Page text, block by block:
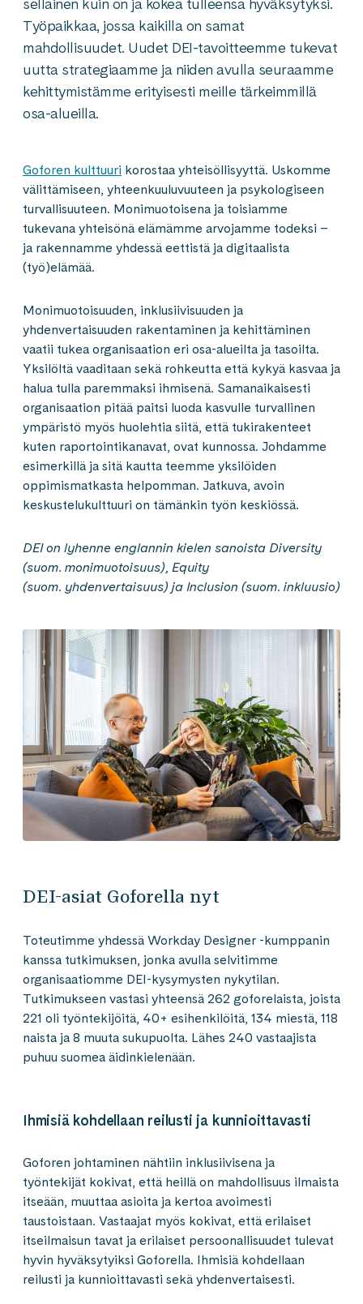
sellainen kuin on ja kokea tulleensa hyväksytyksi.
Työpaikkaa, jossa kaikilla on samat
mahdollisuudet. Uudet DEI-tavoitteemme tukevat
uutta strategiaamme ja niiden avulla seuraamme
kehittymistämme erityisesti meille tärkeimmillä
osa-alueilla.
Goforen kulttuuri korostaa yhteisöllisyyttä. Uskomme
välittämiseen, yhteenkuuluvuuteen ja psykologiseen
turvallisuuteen. Monimuotoisena ja toisiamme
tukevana yhteisönä elämämme arvojamme todeksi –
ja rakennamme yhdessä eettistä ja digitaalista
(työ)elämää.
Monimuotoisuuden, inklusiivisuuden ja
yhdenvertaisuuden rakentaminen ja kehittäminen
vaatii tukea organisaation eri osa-alueilta ja tasoilta.
Yksilöltä vaaditaan sekä rohkeutta että kykyä kasvaa ja
halua tulla paremmaksi ihmisenä. Samanaikaisesti
organisaation pitää paitsi luoda kasvulle turvallinen
ympäristö myös huolehtia siitä, että tukirakenteet
kuten raportointikanavat, ovat kunnossa. Johdamme
esimerkillä ja sitä kautta teemme yksilöiden
oppimismatkasta helpomman. Jatkuva, avoin
keskustelukulttuuri on tämänkin työn keskiössä.
DEI on lyhenne englannin kielen sanoista Diversity
(suom. monimuotoisuus), Equity
(suom. yhdenvertaisuus) ja Inclusion (suom. inkluusio)
DEI-asiat Goforella nyt
Toteutimme yhdessä Workday Designer -kumppanin
kanssa tutkimuksen, jonka avulla selvitimme
organisaatiomme DEI-kysymysten nykytilan.
Tutkimukseen vastasi yhteensä 262 goforelaista, joista
221 oli työntekijöitä, 40+ esihenkilöitä, 134 miestä, 118
naista ja 8 muuta sukupuolta. Lähes 240 vastaajista
puhuu suomea äidinkielenään.
Ihmisiä kohdellaan reilusti ja kunnioittavasti
Goforen johtaminen nähtiin inklusiivisena ja
työntekijät kokivat, että heillä on mahdollisuus ilmaista
itseään, muuttaa asioita ja kertoa avoimesti
taustoistaan. Vastaajat myös kokivat, että erilaiset
itseilmaisun tavat ja erilaiset persoonallisuudet tulevat
hyvin hyväksytyiksi Goforella. Ihmisiä kohdellaan
reilusti ja kunnioittavasti sekä yhdenvertaisesti.